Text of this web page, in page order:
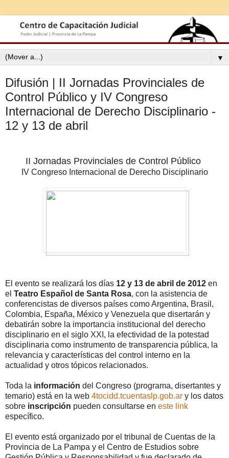
▼
Difusión | II Jornadas Provinciales de
Control Público y IV Congreso
Internacional de Derecho Disciplinario -
12 y 13 de abril
II Jornadas Provinciales de Control Público
IV Congreso Internacional de Derecho Disciplinario
El evento se realizará los días 12 y 13 de abril de 2012 en
el Teatro Español de Santa Rosa, con la asistencia de
conferencistas de diversos países como Argentina, Brasil,
Colombia, España, México y Venezuela que disertarán y
debatirán sobre la importancia institucional del derecho
disciplinario en el siglo XXI, la efectividad de la potestad
disciplinaria como instrumento de transparencia pública, la
relevancia y características del control interno en la
actualidad y otros tópicos relacionados.
Toda la información del Congreso (programa, disertantes y
temario) está en la web 4tocidd.tcuentaslp.gob.ar y los datos
sobre inscripción pueden consultarse en este link
específico.
El evento está organizado por el tribunal de Cuentas de la
Provincia de La Pampa y el Centro de Estudios sobre